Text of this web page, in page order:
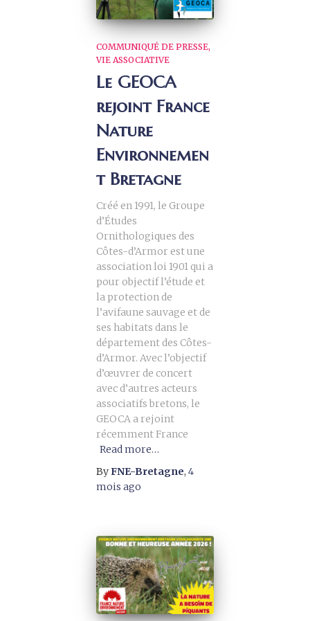
COMMUNIQUÉ DE PRESSE
VIE ASSOCIATIVE
Le GEOCA
rejoint France
Nature
Environnemen
t Bretagne
Créé en 1991, le Groupe
d’Études
Ornithologiques des
Côtes-d’Armor est une
association loi 1901 qui a
pour objectif l’étude et
la protection de
l’avifaune sauvage et de
ses habitats dans le
département des Côtes-
d’Armor. Avec l’objectif
d’œuvrer de concert
avec d’autres acteurs
associatifs bretons, le
GEOCA a rejoint
récemment France
Read more…
ByFNE-Bretagne, 4
mois ago